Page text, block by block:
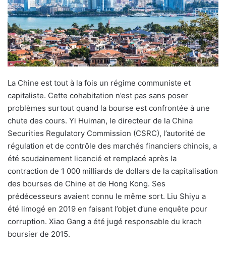
u
n
c
o
u
r
r
i
e
La Chine est tout à la fois un régime communiste et
capitaliste. Cette cohabitation n’est pas sans poser
problèmes surtout quand la bourse est confrontée à une
chute des cours. Yi Huiman, le directeur de la China
Securities Regulatory Commission (CSRC), l’autorité de
régulation et de contrôle des marchés financiers chinois, a
été soudainement licencié et remplacé après la
contraction de 1 000 milliards de dollars de la capitalisation
des bourses de Chine et de Hong Kong. Ses
prédécesseurs avaient connu le même sort. Liu Shiyu a
été limogé en 2019 en faisant l’objet d’une enquête pour
corruption. Xiao Gang a été jugé responsable du krach
boursier de 2015.